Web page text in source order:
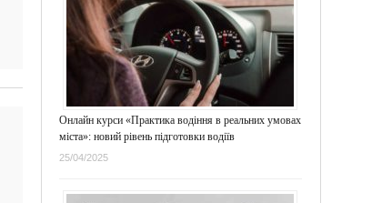
Онлайн курси «Практика водіння в реальних умовах
міста»: новий рівень підготовки водіїв
25/04/2025